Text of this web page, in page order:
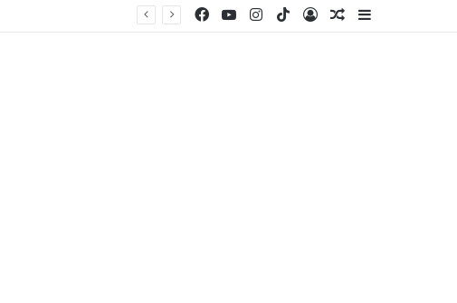
Sidebar
Random
Log
TikTok
Instagram
YouTube
Facebook